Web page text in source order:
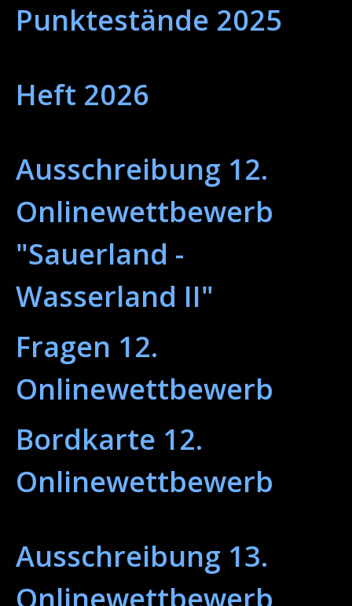
Punktestände 2025
Heft 2026
Ausschreibung 12.
Onlinewettbewerb
"Sauerland -
Wasserland II"
Fragen 12.
Onlinewettbewerb
Bordkarte 12.
Onlinewettbewerb
Ausschreibung 13.